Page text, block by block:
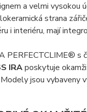
a velmi vysokou
strana
i interiéru, mají
PERFECTCLIME® s
IRAposkytuje
jsou vybaveny